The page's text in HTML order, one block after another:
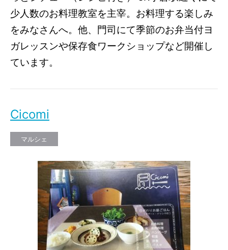
少人数のお料理教室を主宰。お料理する楽しみ
をみなさんへ。他、門司にて季節のお弁当付ヨ
ガレッスンや保存食ワークショップなど開催し
ています。
Cicomi
マルシェ